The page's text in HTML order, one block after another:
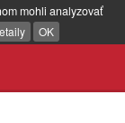
mohli analyzovať
OK